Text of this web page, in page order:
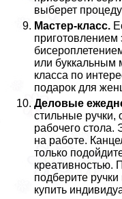
выберет
Мастер-класс.
приготовлением
или буккальным
класса по
подарок для
Деловые
стильные ручки,
рабочего
на работе.
только
креативностью.
подберите
купить